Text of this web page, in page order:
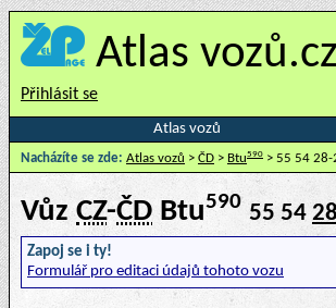
Atlas vozů.cz
Přihlásit se
Atlas vozů
Nacházíte se zde: Atlas vozů > ČD > Btu590 > 55 54
VůzCZ-ČD Btu590 55 54
Zapoj se i ty!
Formulář pro editaci údajů tohoto vozu